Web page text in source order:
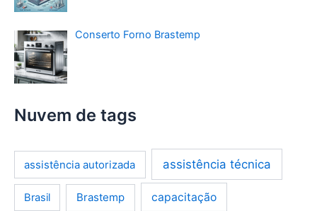
Conserto Forno Brastemp
Nuvem de tags
assistência autorizada assistência técnica
Brasil Brastemp capacitação